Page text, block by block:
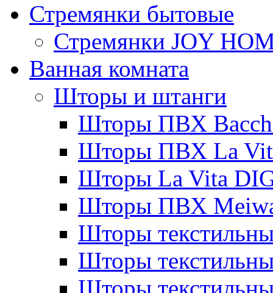
Стремянки бытовые
Стремянки JOY
Ванная комната
Шторы и штанги
Шторы ПВХ
Шторы ПВХ La
Шторы La Vita
Шторы ПВХ
Шторы
Шторы